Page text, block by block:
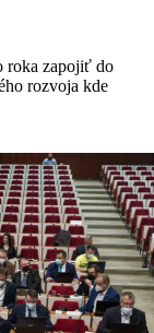
roka zapojiť do
rozvoja kde